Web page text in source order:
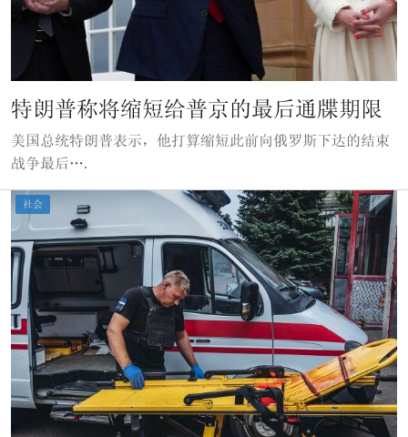
特朗普称将缩短给普京的最后通牒期限
美国总统特朗普表示，他打算缩短此前向俄罗斯下达的结束
战争最后….
社会